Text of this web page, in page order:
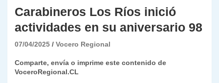
Carabineros Los Ríos inició
actividades en su aniversario 98
07/04/2025 Vocero Regional
Comparte, envía o imprime este contenido de
VoceroRegional.CL